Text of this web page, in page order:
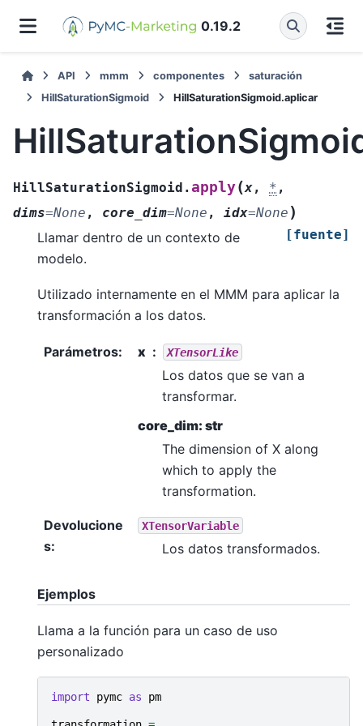
0.19.2
API mmm componentes
saturación
HillSaturationSigmoid
HillSaturationSigmoid.aplicar
HillSaturationSigmoid.apply(x, * ,
dims=None , core_dim=None , idx=None )
[fuente]
Llamar dentro de un contexto de
modelo.
Utilizado internamente en el MMM para aplicar la
transformación a los datos.
Parámetros: x XTensorLike
Los datos que se van a
transformar.
core_dim: str
The dimension of X along
which to apply the
transformation.
Devolucione
s:
XTensorVariable
Los datos transformados.
Ejemplos
Llama a la función para un caso de uso
personalizado
import pymc as pm